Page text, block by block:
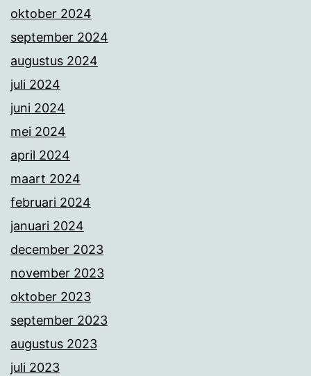
oktober 2024
september 2024
augustus 2024
juli 2024
juni 2024
mei 2024
april 2024
maart 2024
februari 2024
januari 2024
december 2023
november 2023
oktober 2023
september 2023
augustus 2023
juli 2023